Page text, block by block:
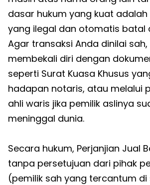
dasar hukum yang kuat
yang ilegal dan otomatis batal
Agar transaksi Anda dinilai
membekali diri dengan
seperti Surat Kuasa Khusus
hadapan notaris, atau melalui
ahli waris jika pemilik aslinya
meninggal dunia.
Secara hukum, Perjanjian Jual
tanpa persetujuan dari pihak
(pemilik sah yang tercantum